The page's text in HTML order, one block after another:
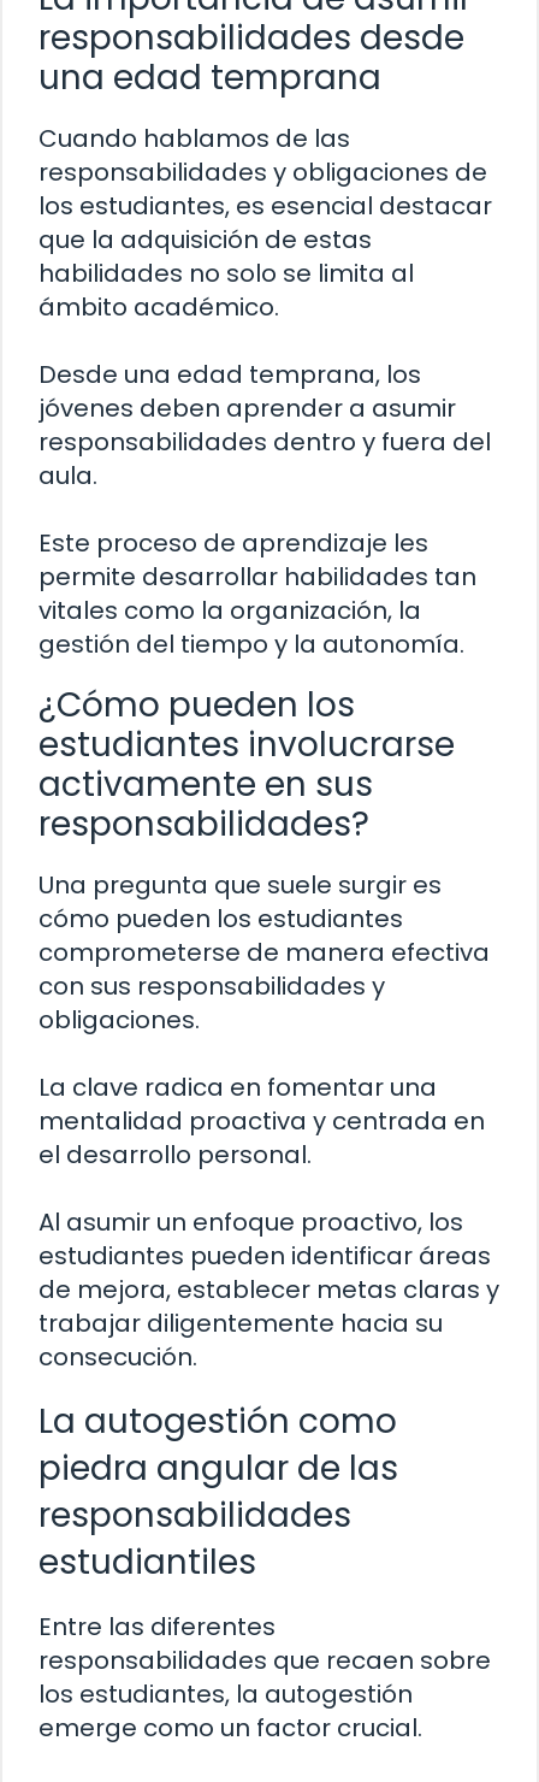
responsabilidades desde
una edad temprana
Cuando hablamos de las
responsabilidades y obligaciones de
los estudiantes, es esencial destacar
que la adquisición de estas
habilidades no solo se limita al
ámbito académico.
Desde una edad temprana, los
jóvenes deben aprender a asumir
responsabilidades dentro y fuera del
aula.
Este proceso de aprendizaje les
permite desarrollar habilidades tan
vitales como la organización, la
gestión del tiempo y la autonomía.
¿Cómo pueden los
estudiantes involucrarse
activamente en sus
responsabilidades?
Una pregunta que suele surgir es
cómo pueden los estudiantes
comprometerse de manera efectiva
con sus responsabilidades y
obligaciones.
La clave radica en fomentar una
mentalidad proactiva y centrada en
el desarrollo personal.
Al asumir un enfoque proactivo, los
estudiantes pueden identificar áreas
de mejora, establecer metas claras y
trabajar diligentemente hacia su
consecución.
La autogestión como
piedra angular de las
responsabilidades
estudiantiles
Entre las diferentes
responsabilidades que recaen sobre
los estudiantes, la autogestión
emerge como un factor crucial.